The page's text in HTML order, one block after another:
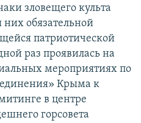
зловещего культа
них обязательной
патриотической
раз проявилась на
мероприятиях по
Крыма к
в центре
горсовета